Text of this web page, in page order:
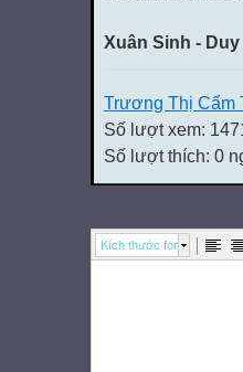
Xuân Sinh - Duy
Trương Thị Cẩm
Số lượt xem:
Số lượt thích: 0
Kích thước font